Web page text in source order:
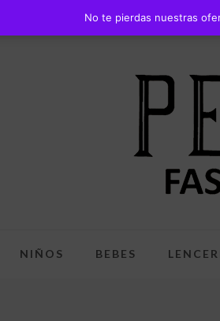
NIÑOS BEBES
No te pierdas nuestras